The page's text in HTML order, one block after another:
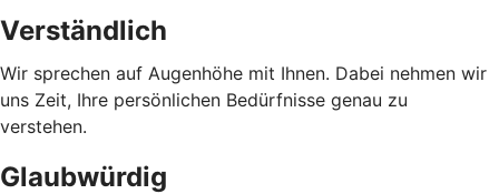
Verständlich
Wir sprechen auf Augenhöhe mit Ihnen. Dabei nehmen wir
uns Zeit, Ihre persönlichen Bedürfnisse genau zu
verstehen.
Glaubwürdig